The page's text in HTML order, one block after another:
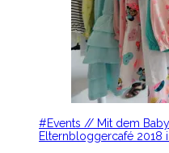
#Events // Mit dem
Elternbloggercafé 2018